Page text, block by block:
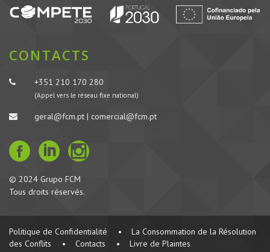
CONTACTS
+351 210 170 280
(Appel vers le réseau fixe national)
geral@fcm.pt | comercial@fcm.pt
© 2024 Grupo FCM
Tous droits réservés.
Politique de Confidentialité •
La Consommation de la Résolution
des Conflits
• Contacts • Livre de Plaintes